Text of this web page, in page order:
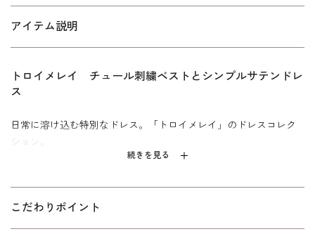
アイテム説明
続きを見る
トロイメレイ チュール刺繍ベストとシンプルサテンドレ
ス
日常に溶け込む特別なドレス。「トロイメレイ」のドレスコレク
ション。
ス。チュールをベースにした生地の上に、テープカットされた生
地を うずまきのように全面に刺繍することで、奥行きのあるボリ
こだわりポイント